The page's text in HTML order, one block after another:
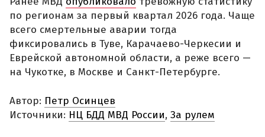
по регионам за первый квартал 2026 года. Чаще
всего смертельные аварии тогда
фиксировались в Туве, Карачаево-Черкесии и
Еврейской автономной области, а реже всего —
на Чукотке, в Москве и Санкт-Петербурге.
Автор: Петр Осинцев
Источники: НЦ БДД МВД России, За рулем